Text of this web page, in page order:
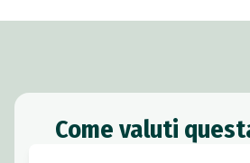
Come valuti